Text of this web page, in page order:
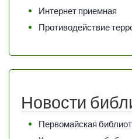
Интернет приемная
Противодействие
Новости
Первомайская